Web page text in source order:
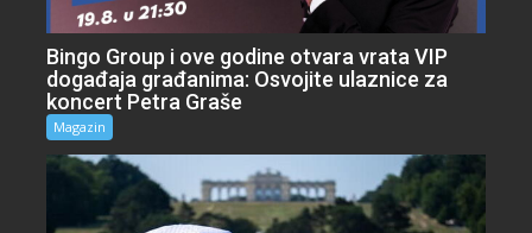
Bingo Group i ove godine otvara vrata VIP
događaja građanima: Osvojite ulaznice za
koncert Petra Graše
Magazin